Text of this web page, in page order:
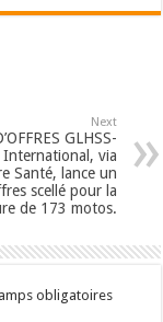
Next
GLHSS-
via
Santé, lance un
scellé pour la
de 173 motos.
obligatoires